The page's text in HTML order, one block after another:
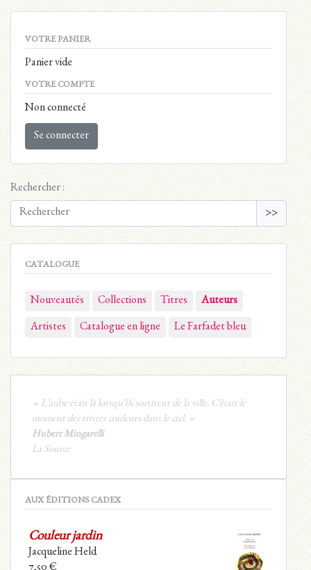
VOTRE PANIER
Panier vide
VOTRE COMPTE
Non connecté
Se connecter
Rechercher :
>>
CATALOGUE
Nouveautés Collections Titres Auteurs
Artistes Catalogue en ligne Le Farfadet bleu
« L’aube était là lorsqu’ils sortirent de la ville. C’était le
moment des tristes couleurs dans le ciel. »
Hubert Mingarelli
La Source
AUX ÉDITIONS CADEX
Couleur jardin
Jacqueline Held
7,50 €